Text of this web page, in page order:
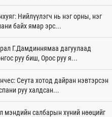
шигшээ баг Азийн наадам-д
бэлтгэлээ хангаж байна
цаг 3 мин
өөрчлөгдсөөр байна
цаг 18 мин
15-наас улсын дугаарын тэгш,
Нийлүүлэгч нь нэг орны, нэг
байх ямар эрс...
Г.Дамдиннямаа дагуулаад
руу биш, Орос руу я...
Сеута хотод дайран нэвтэрсэн
руу халдсан...
мэндийн салбарын хүний нөөцийг